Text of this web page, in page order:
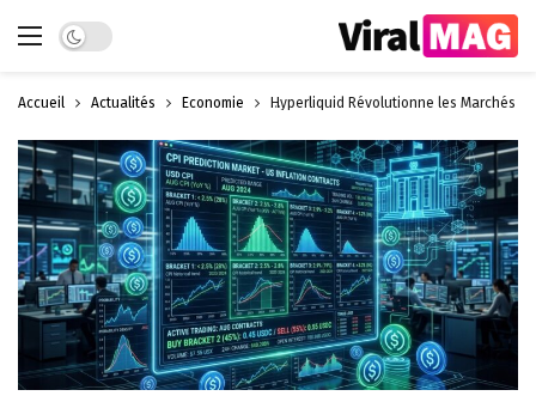
Dark mode
Accueil Actualités Économie Hyperliquid Révolutionne les Marchés :